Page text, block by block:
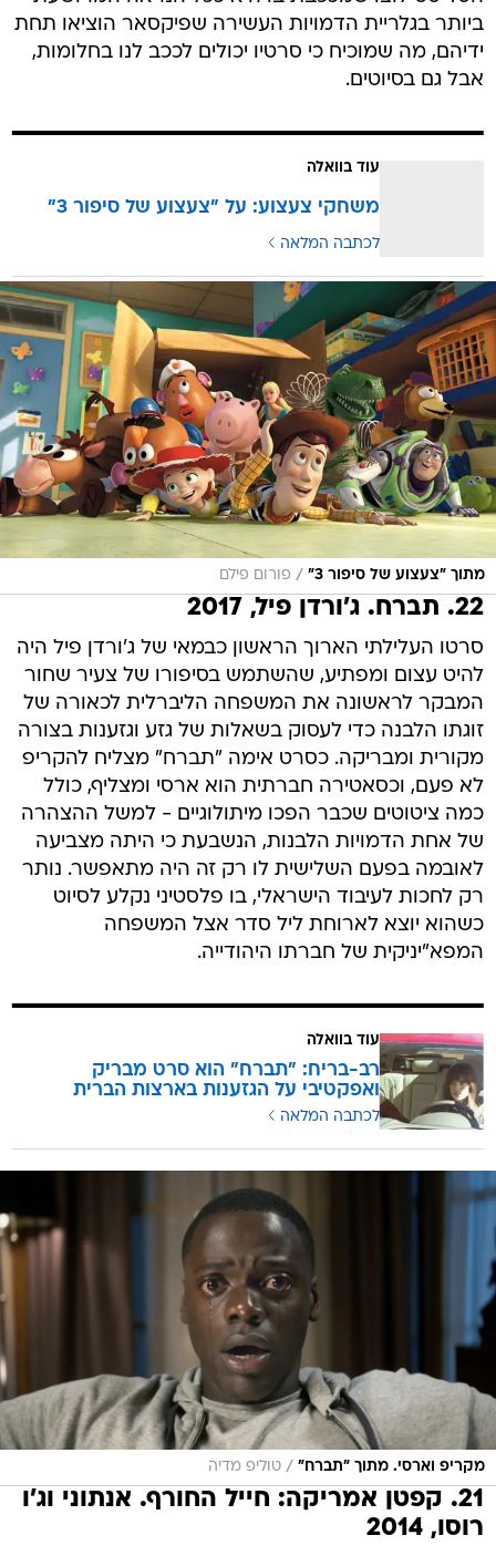
ביותר בגלריית הדמויות העשירה שפיקסאר הוציאו תחת
ידיהם, מה שמוכיח כי סרטיו יכולים לככב לנו בחלומות,
אבל גם בסיוטים.
עוד בוואלה
משחקי צעצוע: על "צעצוע של סיפור 3"
לכתבה המלאה
מתוך "צעצוע של סיפור 3" / פורום פילם
22. תברח. ג'ורדן פיל, 2017
סרטו העלילתי הארוך הראשון כבמאי של ג'ורדן פיל היה
להיט עצום ומפתיע, שהשתמש בסיפורו של צעיר שחור
המבקר לראשונה את המשפחה הליברלית לכאורה של
זוגתו הלבנה כדי לעסוק בשאלות של גזע וגזענות בצורה
מקורית ומבריקה. כסרט אימה "תברח" מצליח להקריפ
לא פעם, וכסאטירה חברתית הוא ארסי ומצליף, כולל
כמה ציטוטים שכבר הפכו מיתולוגיים - למשל ההצהרה
של אחת הדמויות הלבנות, הנשבעת כי היתה מצביעה
לאובמה בפעם השלישית לו רק זה היה מתאפשר. נותר
רק לחכות לעיבוד הישראלי, בו פלסטיני נקלע לסיוט
כשהוא יוצא לארוחת ליל סדר אצל המשפחה
המפא"יניקית של חברתו היהודייה.
עוד בוואלה
רב-בריח: "תברח" הוא סרט מבריק
ואפקטיבי על הגזענות בארצות הברית
לכתבה המלאה
מקריפ וארסי. מתוך "תברח" / טוליפ מדיה
21. קפטן אמריקה: חייל החורף. אנתוני וג'ו
רוסו, 2014